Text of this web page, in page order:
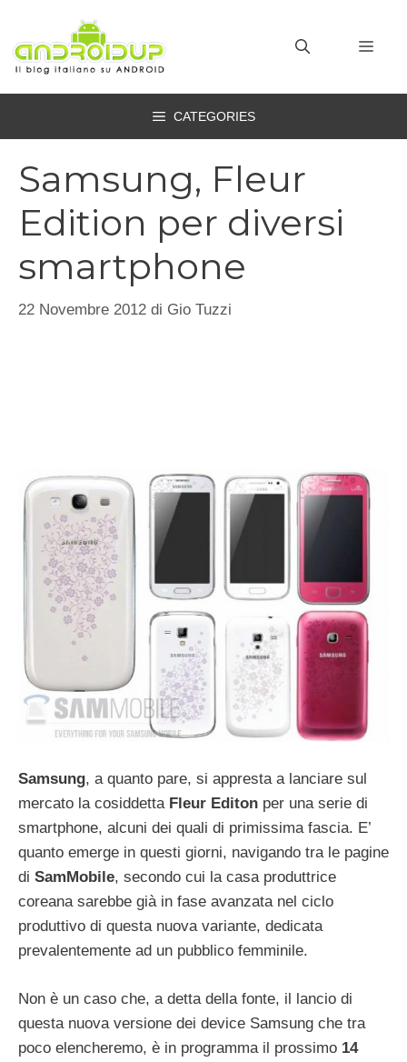
contenuto
CATEGORIES
Samsung, Fleur
Edition per diversi
smartphone
22 Novembre 2012 di Gio Tuzzi
Samsung, a quanto pare, si appresta a lanciare sul
mercato la cosiddetta Fleur Editon per una serie di
smartphone, alcuni dei quali di primissima fascia. E’
quanto emerge in questi giorni, navigando tra le pagine
di SamMobile, secondo cui la casa produttrice
coreana sarebbe già in fase avanzata nel ciclo
produttivo di questa nuova variante, dedicata
prevalentemente ad un pubblico femminile.
Non è un caso che, a detta della fonte, il lancio di
questa nuova versione dei device Samsung che tra
poco elencheremo, è in programma il prossimo 14